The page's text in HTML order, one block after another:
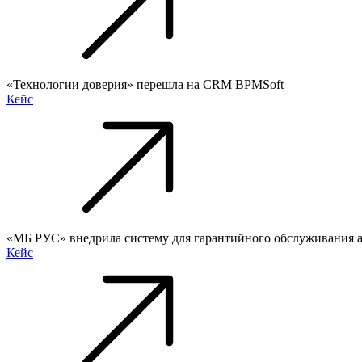
«Технологии доверия» перешла на CRM BPMSoft
Кейс
«МБ РУС» внедрила систему для гарантийного обслуживания
Кейс